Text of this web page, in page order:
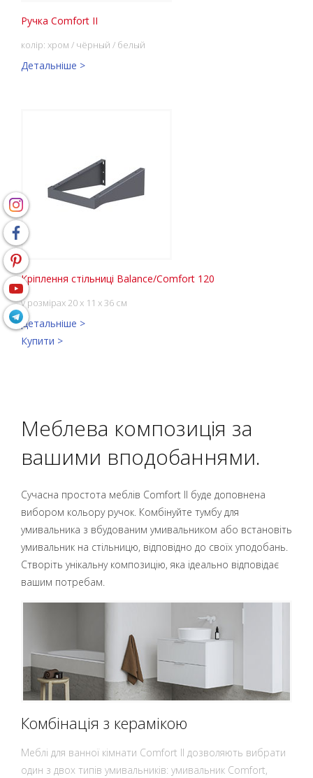
Ручка Comfort II
колір: хром / чёрный / белый
Детальніше >
Кріплення стільниці Balance/Comfort 120
у розмірах 20 x 11 x 36 см
Детальніше >
Купити >
Меблева композиція за
вашими вподобаннями.
Сучасна простота меблів Comfort II буде доповнена
вибором кольору ручок. Комбінуйте тумбу для
умивальника з вбудованим умивальником або встановіть
умивальник на стільницю, відповідно до своїх уподобань.
Створіть унікальну композицію, яка ідеально відповідає
вашим потребам.
Комбінація з керамікою
Меблі для ванної кімнати Comfort II дозволяють вибрати
один з двох типів умивальників: умивальник Comfort,